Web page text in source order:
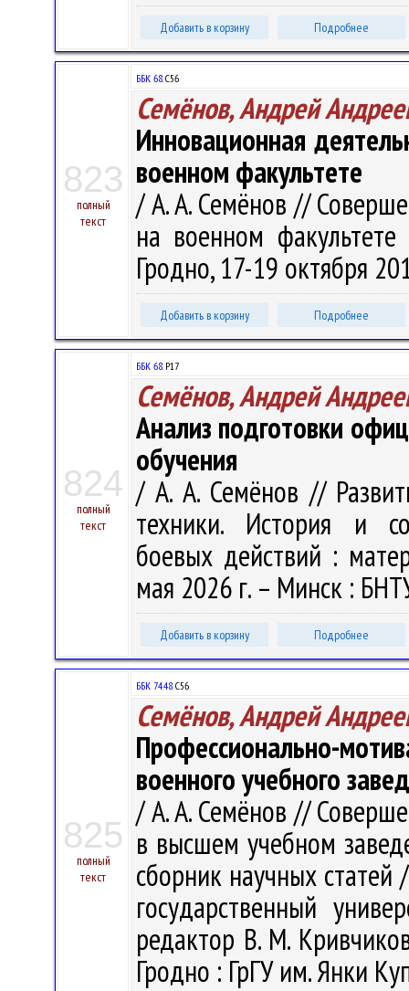
Добавить в корзину Подробнее
823
полный
текст
ББК 68.С56
Семёнов, Андрей
Инновационная
военном факультете
/ А. А. Семёнов //
на военном
Гродно, 17-19 октября
Добавить в корзину Подробнее
824
полный
текст
ББК 68.Р17
Семёнов, Андрей
Анализ подготовки
обучения
/ А. А. Семёнов //
техники. История и
боевых действий :
мая 2026 г. – Минск :
Добавить в корзину Подробнее
825
полный
текст
ББК 74.48 С56
Семёнов, Андрей
Профессионально-
военного учебного
/ А. А. Семёнов //
в высшем учебном
сборник научных
государственный
редактор В. М.
Гродно : ГрГУ им. Янки